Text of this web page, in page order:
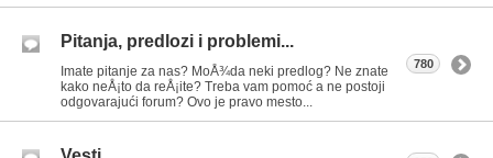
Pitanja, predlozi i problemi...
Imate pitanje za nas? MoÅ¾da neki predlog? Ne znate
kako neÅ¡to da reÅ¡ite? Treba vam pomoć a ne postoji
odgovarajući forum? Ovo je pravo mesto...
780